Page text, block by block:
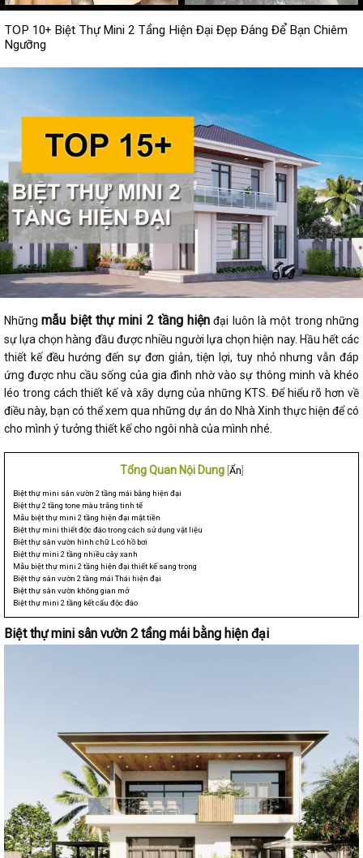
TOP 10+ Biệt Thự Mini 2 Tầng Hiện Đại Đẹp Đáng Để Bạn Chiêm
Ngưỡng
Nhữngmẫu biệt thự mini 2 tầng hiện đại luôn là một trong những
sự lựa chọn hàng đầu được nhiều người lựa chọn hiện nay. Hầu hết các
thiết kế đều hướng đến sự đơn giản, tiện lợi, tuy nhỏ nhưng vẫn đáp
ứng được nhu cầu sống của gia đình nhờ vào sự thông minh và khéo
léo trong cách thiết kế và xây dựng của những KTS. Để hiểu rõ hơn về
điều này, bạn có thể xem qua những dự án do Nhà Xinh thực hiện để có
cho mình ý tưởng thiết kế cho ngôi nhà của mình nhé.
Tổng Quan Nội Dung Ẩn
Biệt thự mini sân vườn 2 tầng mái bằng hiện đại
Biệt thự 2 tầng tone màu trắng tinh tế
Mẫu biệt thự mini 2 tầng hiện đại mặt tiền
Biệt thự mini thiết độc đáo trong cách sử dụng vật liệu
Biệt thự sân vườn hình chữ L có hồ bơi
Biệt thự mini 2 tầng nhiều cây xanh
Mẫu biệt thự mini 2 tầng hiện đại thiết kế sang trọng
Biệt thự sân vườn 2 tầng mái Thái hiện đại
Biệt thự sân vườn không gian mở
Biệt thự mini 2 tầng kết cấu độc đáo
Biệt thự mini sân vườn 2 tầng mái bằng hiện đại